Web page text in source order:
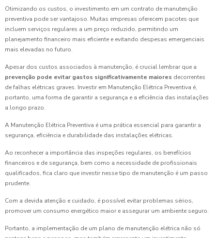
Otimizando os custos, o investimento em um contrato de manutenção
preventiva pode ser vantajoso. Muitas empresas oferecem pacotes que
incluem serviços regulares a um preço reduzido, permitindo um
planejamento financeiro mais eficiente e evitando despesas emergenciais
mais elevadas no futuro.
Apesar dos custos associados à manutenção, é crucial lembrar que a
prevenção pode evitar gastos significativamente maiores decorrentes
de falhas elétricas graves. Investir em Manutenção Elétrica Preventiva é,
portanto, uma forma de garantir a segurança e a eficiência das instalações
a longo prazo.
A Manutenção Elétrica Preventiva é uma prática essencial para garantir a
segurança, eficiência e durabilidade das instalações elétricas.
Ao reconhecer a importância das inspeções regulares, os benefícios
financeiros e de segurança, bem como a necessidade de profissionais
qualificados, fica claro que investir nesse tipo de manutenção é um passo
prudente.
Com a devida atenção e cuidado, é possível evitar problemas sérios,
promover um consumo energético maior e assegurar um ambiente seguro.
Portanto, a implementação de um plano de manutenção elétrica não só